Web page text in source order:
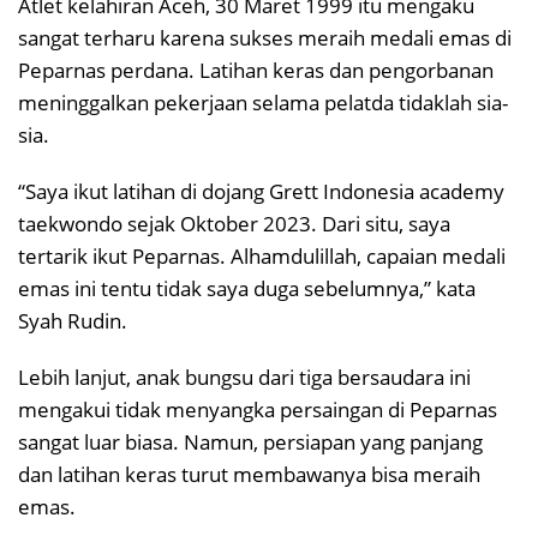
sangat terharu karena sukses meraih medali emas di
Peparnas perdana. Latihan keras dan pengorbanan
meninggalkan pekerjaan selama pelatda tidaklah sia-
sia.
“Saya ikut latihan di dojang Grett Indonesia academy
taekwondo sejak Oktober 2023. Dari situ, saya
tertarik ikut Peparnas. Alhamdulillah, capaian medali
emas ini tentu tidak saya duga sebelumnya,” kata
Syah Rudin.
Lebih lanjut, anak bungsu dari tiga bersaudara ini
mengakui tidak menyangka persaingan di Peparnas
sangat luar biasa. Namun, persiapan yang panjang
dan latihan keras turut membawanya bisa meraih
emas.